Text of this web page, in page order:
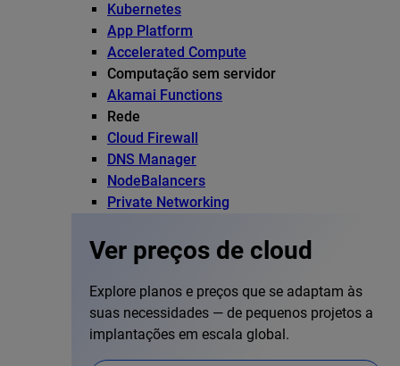
Kubernetes
App Platform
Accelerated Compute
Computação sem servidor
Akamai Functions
Rede
Cloud Firewall
DNS Manager
NodeBalancers
Private Networking
Ver preços de cloud
Explore planos e preços que se adaptam às
suas necessidades — de pequenos projetos a
implantações em escala global.